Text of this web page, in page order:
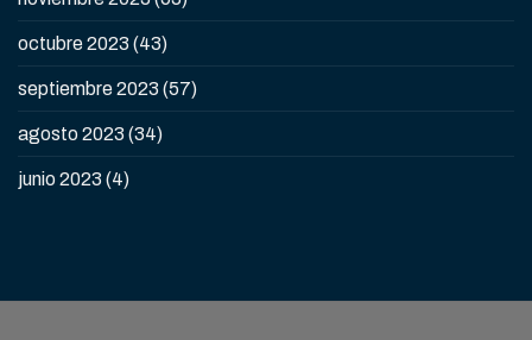
octubre 2023 (43)
septiembre 2023 (57)
agosto 2023 (34)
junio 2023 (4)